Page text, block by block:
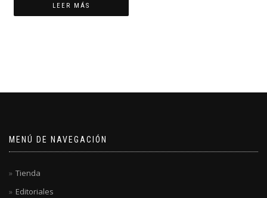
LEER MÁS
MENÚ DE NAVEGACIÓN
Tienda
Editoriales